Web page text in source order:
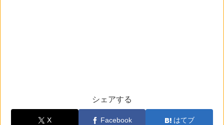
シェアする
X Facebook はてブ